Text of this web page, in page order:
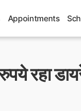
Appointments
रहा